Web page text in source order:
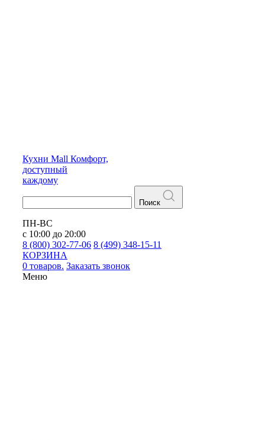
Кухни Mall Комфорт,
доступный
каждому
Поиск
ПН-ВС
с 10:00 до 20:00
8 (800) 302-77-06 8 (499) 348-15-11
КОРЗИНА
0 товаров. Заказать звонок
Меню